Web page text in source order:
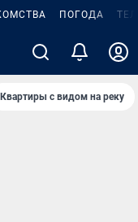
ПОГОДА
Квартиры с видом на реку